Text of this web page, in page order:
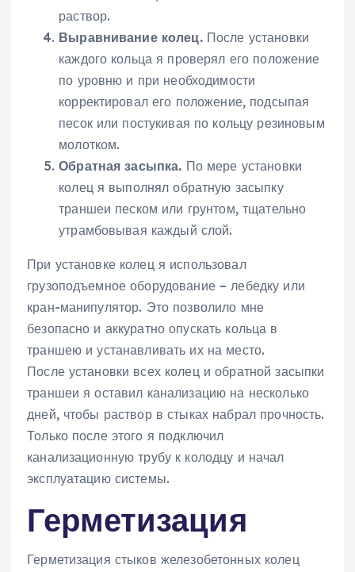
раствор.
Выравнивание колец.После установки
каждого кольца я проверял его положение
по уровню и при необходимости
корректировал его положение, подсыпая
песок или постукивая по кольцу резиновым
молотком.
Обратная засыпка. По мере установки
колец я выполнял обратную засыпку
траншеи песком или грунтом, тщательно
утрамбовывая каждый слой.
При установке колец я использовал
грузоподъемное оборудование – лебедку или
кран-манипулятор. Это позволило мне
безопасно и аккуратно опускать кольца в
траншею и устанавливать их на место.
После установки всех колец и обратной засыпки
траншеи я оставил канализацию на несколько
дней, чтобы раствор в стыках набрал прочность.
Только после этого я подключил
канализационную трубу к колодцу и начал
эксплуатацию системы.
Герметизация
Герметизация стыков железобетонных колец